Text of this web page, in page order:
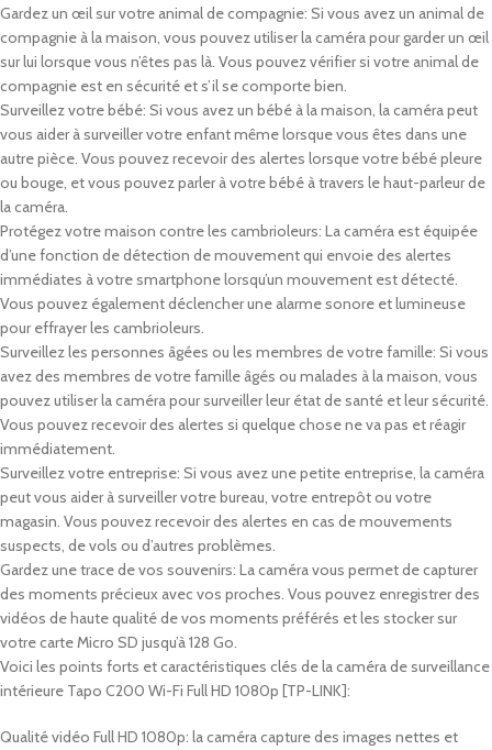
Gardez un œil sur votre animal de compagnie: Si vous avez un animal de
compagnie à la maison, vous pouvez utiliser la caméra pour garder un œil
sur lui lorsque vous n’êtes pas là. Vous pouvez vérifier si votre animal de
compagnie est en sécurité et s’il se comporte bien.
Surveillez votre bébé: Si vous avez un bébé à la maison, la caméra peut
vous aider à surveiller votre enfant même lorsque vous êtes dans une
autre pièce. Vous pouvez recevoir des alertes lorsque votre bébé pleure
ou bouge, et vous pouvez parler à votre bébé à travers le haut-parleur de
la caméra.
Protégez votre maison contre les cambrioleurs: La caméra est équipée
d’une fonction de détection de mouvement qui envoie des alertes
immédiates à votre smartphone lorsqu’un mouvement est détecté.
Vous pouvez également déclencher une alarme sonore et lumineuse
pour effrayer les cambrioleurs.
Surveillez les personnes âgées ou les membres de votre famille: Si vous
avez des membres de votre famille âgés ou malades à la maison, vous
pouvez utiliser la caméra pour surveiller leur état de santé et leur sécurité.
Vous pouvez recevoir des alertes si quelque chose ne va pas et réagir
immédiatement.
Surveillez votre entreprise: Si vous avez une petite entreprise, la caméra
peut vous aider à surveiller votre bureau, votre entrepôt ou votre
magasin. Vous pouvez recevoir des alertes en cas de mouvements
suspects, de vols ou d’autres problèmes.
Gardez une trace de vos souvenirs: La caméra vous permet de capturer
des moments précieux avec vos proches. Vous pouvez enregistrer des
vidéos de haute qualité de vos moments préférés et les stocker sur
votre carte Micro SD jusqu’à 128 Go.
Voici les points forts et caractéristiques clés de lacaméra de surveillance
intérieure Tapo C200 Wi-Fi Full HD 1080p [TP-LINK]:
Qualité vidéo Full HD 1080p: la caméra capture des images nettes et